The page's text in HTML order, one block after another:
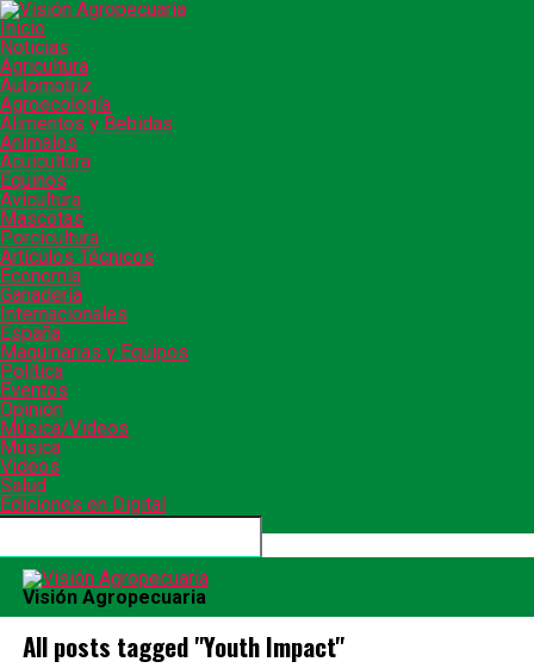
Inicio
Noticias
Agricultura
Automotriz
Agroecología
Alimentos y Bebidas
Animales
Acuicultura
Equinos
Avicultura
Mascotas
Porcicultura
Artículos Técnicos
Economía
Ganadería
Internacionales
España
Maquinarias y Equipos
Política
Eventos
Opinión
Música/Videos
Música
Videos
Salud
Ediciones en Digital
CONECTA CON NOSOTROS
Visión Agropecuaria
All posts tagged "Youth Impact"